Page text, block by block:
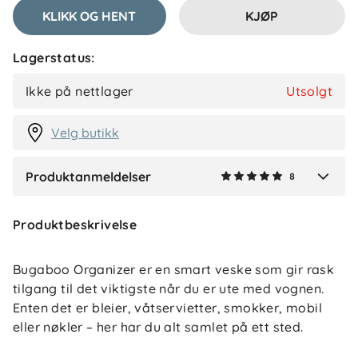
KLIKK OG HENT KJØP
Lagerstatus:
Ikke på nettlager Utsolgt
Velg butikk
Produktanmeldelser 8
BH
Produktbeskrivelse
Bugaboo Organizer er en smart veske som gir rask
tilgang til det viktigste når du er ute med vognen.
Enten det er bleier, våtservietter, smokker, mobil
eller nøkler – her har du alt samlet på ett sted.